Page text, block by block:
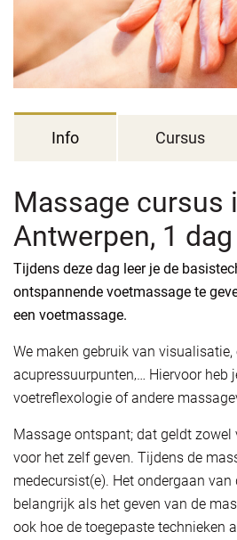
Info Cursus
Massage cursus
Antwerpen, 1 dag
Tijdens deze dag leer je de
ontspannende voetmassage te
een voetmassage.
We maken gebruik van visualisatie,
acupressuurpunten‚… Hiervoor heb
voetreflexologie of andere
Massage ontspant; dat geldt
voor het zelf geven. Tijdens de
medecursist(e). Het ondergaan
belangrijk als het geven van de
ook hoe de toegepaste technieken